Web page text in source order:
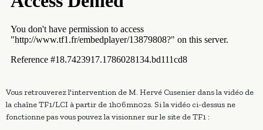
Vous retrouverez l'intervention de M. Hervé Cusenier dans la vidéo de
la chaîne TF1/LCI à partir de 1h06mn02s. Si la vidéo ci-dessus ne
fonctionne pas vous pouvez la visionner sur le site de TF1 :